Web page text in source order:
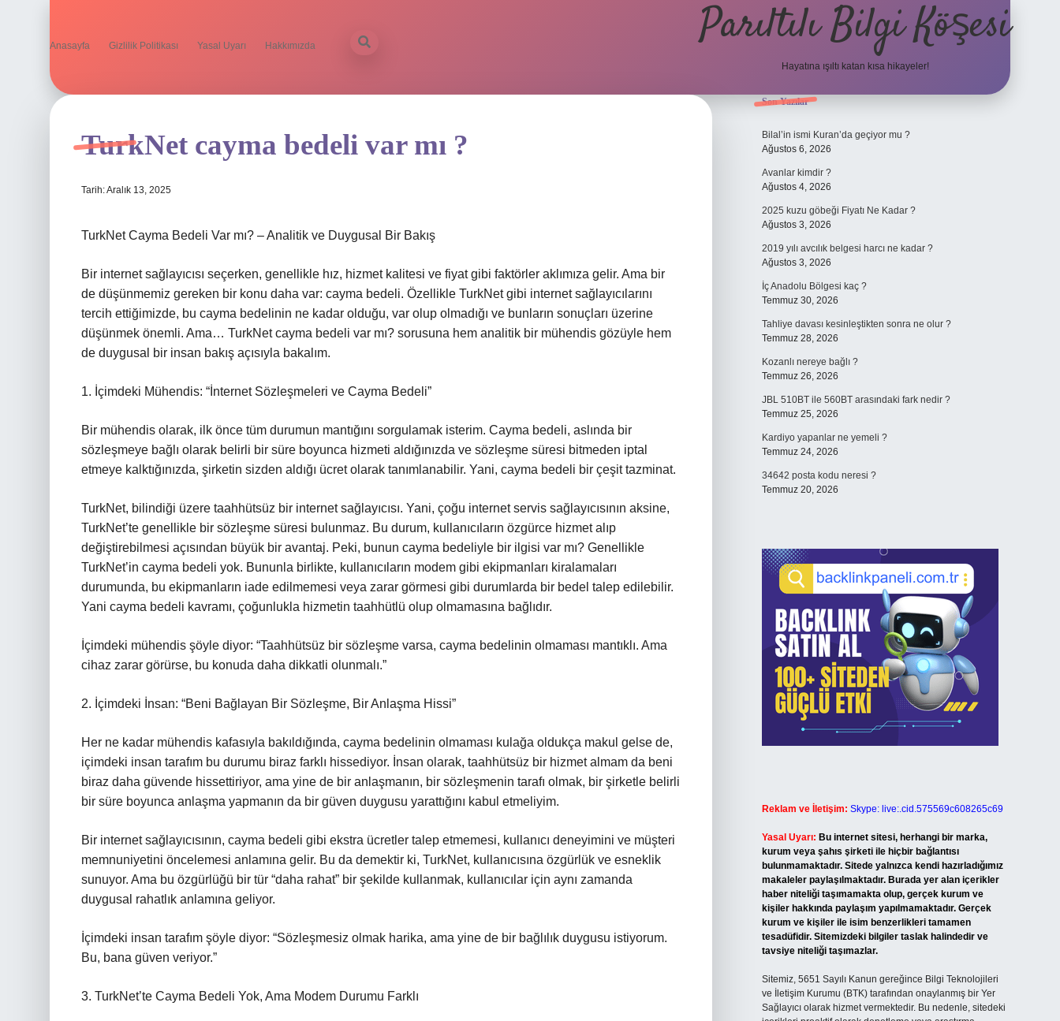
Anasayfa Gizlilik Politikası Yasal Uyarı Hakkımızda Parıltılı Bilgi Köşesi
Hayatına ışıltı katan kısa hikayeler!
TurkNet cayma bedeli var mı ?
Tarih: Aralık 13, 2025
TurkNet Cayma Bedeli Var mı? – Analitik ve Duygusal Bir Bakış
Bir internet sağlayıcısı seçerken, genellikle hız, hizmet kalitesi ve fiyat gibi faktörler aklımıza gelir. Ama bir
de düşünmemiz gereken bir konu daha var: cayma bedeli. Özellikle TurkNet gibi internet sağlayıcılarını
tercih ettiğimizde, bu cayma bedelinin ne kadar olduğu, var olup olmadığı ve bunların sonuçları üzerine
düşünmek önemli. Ama… TurkNet cayma bedeli var mı? sorusuna hem analitik bir mühendis gözüyle hem
de duygusal bir insan bakış açısıyla bakalım.
1. İçimdeki Mühendis: “İnternet Sözleşmeleri ve Cayma Bedeli”
Bir mühendis olarak, ilk önce tüm durumun mantığını sorgulamak isterim. Cayma bedeli, aslında bir
sözleşmeye bağlı olarak belirli bir süre boyunca hizmeti aldığınızda ve sözleşme süresi bitmeden iptal
etmeye kalktığınızda, şirketin sizden aldığı ücret olarak tanımlanabilir. Yani, cayma bedeli bir çeşit tazminat.
TurkNet, bilindiği üzere taahhütsüz bir internet sağlayıcısı. Yani, çoğu internet servis sağlayıcısının aksine,
TurkNet’te genellikle bir sözleşme süresi bulunmaz. Bu durum, kullanıcıların özgürce hizmet alıp
değiştirebilmesi açısından büyük bir avantaj. Peki, bunun cayma bedeliyle bir ilgisi var mı? Genellikle
TurkNet’in cayma bedeli yok. Bununla birlikte, kullanıcıların modem gibi ekipmanları kiralamaları
durumunda, bu ekipmanların iade edilmemesi veya zarar görmesi gibi durumlarda bir bedel talep edilebilir.
Yani cayma bedeli kavramı, çoğunlukla hizmetin taahhütlü olup olmamasına bağlıdır.
İçimdeki mühendis şöyle diyor: “Taahhütsüz bir sözleşme varsa, cayma bedelinin olmaması mantıklı. Ama
cihaz zarar görürse, bu konuda daha dikkatli olunmalı.”
2. İçimdeki İnsan: “Beni Bağlayan Bir Sözleşme, Bir Anlaşma Hissi”
Her ne kadar mühendis kafasıyla bakıldığında, cayma bedelinin olmaması kulağa oldukça makul gelse de,
içimdeki insan tarafım bu durumu biraz farklı hissediyor. İnsan olarak, taahhütsüz bir hizmet almam da beni
biraz daha güvende hissettiriyor, ama yine de bir anlaşmanın, bir sözleşmenin tarafı olmak, bir şirketle belirli
bir süre boyunca anlaşma yapmanın da bir güven duygusu yarattığını kabul etmeliyim.
Bir internet sağlayıcısının, cayma bedeli gibi ekstra ücretler talep etmemesi, kullanıcı deneyimini ve müşteri
memnuniyetini öncelemesi anlamına gelir. Bu da demektir ki, TurkNet, kullanıcısına özgürlük ve esneklik
sunuyor. Ama bu özgürlüğü bir tür “daha rahat” bir şekilde kullanmak, kullanıcılar için aynı zamanda
duygusal rahatlık anlamına geliyor.
İçimdeki insan tarafım şöyle diyor: “Sözleşmesiz olmak harika, ama yine de bir bağlılık duygusu istiyorum.
Bu, bana güven veriyor.”
3. TurkNet’te Cayma Bedeli Yok, Ama Modem Durumu Farklı
Sidebar
Son Yazılar
Bilal’in ismi Kuran’da geçiyor mu ?
Ağustos 6, 2026
Avanlar kimdir ?
Ağustos 4, 2026
2025 kuzu göbeği Fiyatı Ne Kadar ?
Ağustos 3, 2026
2019 yılı avcılık belgesi harcı ne kadar ?
Ağustos 3, 2026
İç Anadolu Bölgesi kaç ?
Temmuz 30, 2026
Tahliye davası kesinleştikten sonra ne olur ?
Temmuz 28, 2026
Kozanlı nereye bağlı ?
Temmuz 26, 2026
JBL 510BT ile 560BT arasındaki fark nedir ?
Temmuz 25, 2026
Kardiyo yapanlar ne yemeli ?
Temmuz 24, 2026
34642 posta kodu neresi ?
Temmuz 20, 2026
Reklam ve İletişim: Skype: live:.cid.575569c608265c69
Yasal Uyarı: Bu internet sitesi, herhangi bir marka,
kurum veya şahıs şirketi ile hiçbir bağlantısı
bulunmamaktadır. Sitede yalnızca kendi hazırladığımız
makaleler paylaşılmaktadır. Burada yer alan içerikler
haber niteliği taşımamakta olup, gerçek kurum ve
kişiler hakkında paylaşım yapılmamaktadır. Gerçek
kurum ve kişiler ile isim benzerlikleri tamamen
tesadüfidir. Sitemizdeki bilgiler taslak halindedir ve
tavsiye niteliği taşımazlar.
Sitemiz, 5651 Sayılı Kanun gereğince Bilgi Teknolojileri
ve İletişim Kurumu (BTK) tarafından onaylanmış bir Yer
Sağlayıcı olarak hizmet vermektedir. Bu nedenle, sitedeki